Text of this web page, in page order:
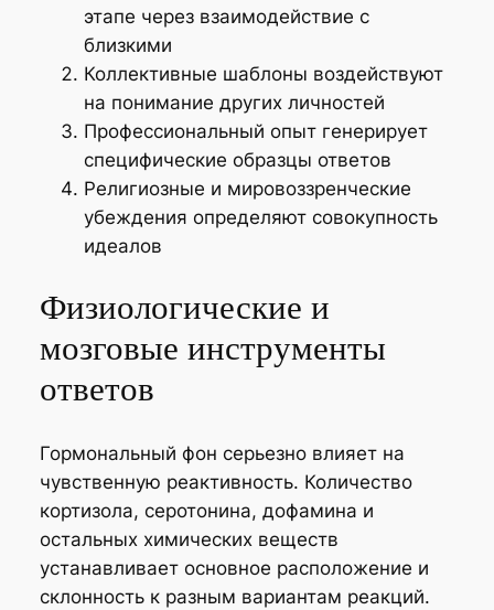
этапе через взаимодействие с
близкими
Коллективные шаблоны воздействуют
на понимание других личностей
Профессиональный опыт генерирует
специфические образцы ответов
Религиозные и мировоззренческие
убеждения определяют совокупность
идеалов
Физиологические и
мозговые инструменты
ответов
Гормональный фон серьезно влияет на
чувственную реактивность. Количество
кортизола, серотонина, дофамина и
остальных химических веществ
устанавливает основное расположение и
склонность к разным вариантам реакций.